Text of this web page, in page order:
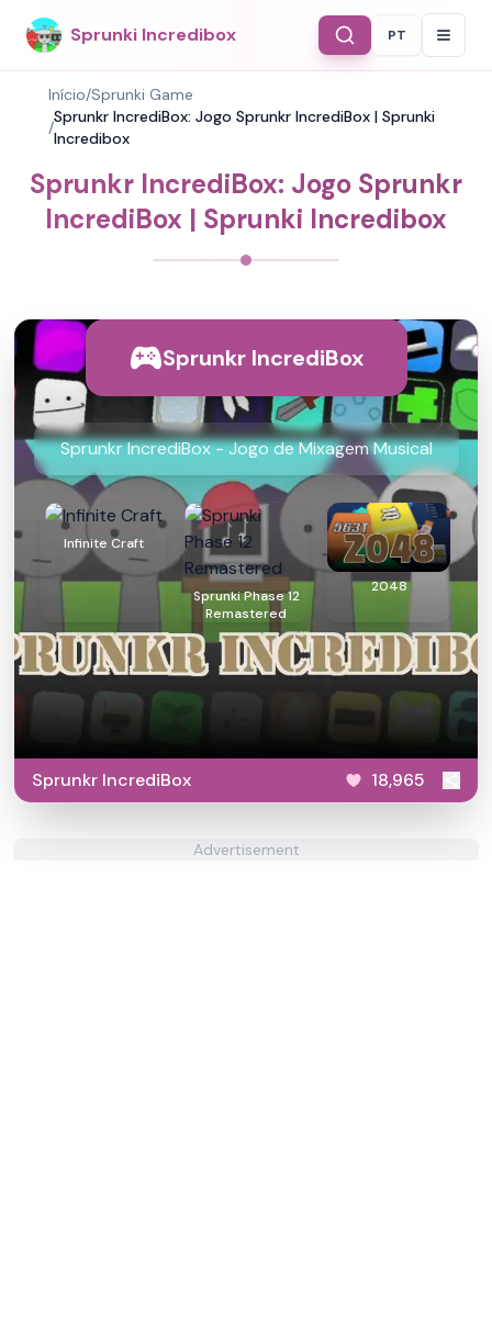
Sprunki Incredibox Select
PT
Início/Sprunki Game
/
Sprunkr IncrediBox: Jogo Sprunkr IncrediBox | Sprunki
Incredibox
Sprunkr IncrediBox: Jogo Sprunkr
IncrediBox | Sprunki Incredibox
Sprunkr IncrediBox
Sprunkr IncrediBox - Jogo de Mixagem Musical
Infinite Craft
Sprunki Phase 12
Remastered
2048
Sprunkr IncrediBox 18,965
Advertisement